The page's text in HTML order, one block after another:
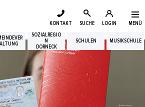
MENÜ
KONTAKT SUCHE LOGIN
SOZIALREGIO
N
DORNECK
SCHULEN MUSIKSCHULE